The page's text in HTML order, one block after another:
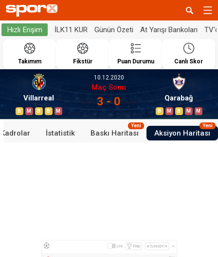
Hızlı Erişim İLK11 KUR Günün Özeti At Yarışı Bankoları
Takımım Fikstür Puan Durumu Canlı Skor
Villarreal
B M B B M
10.12.2020
Maç Sonu
3 - 0 Qarabağ
B M B M M
Kadrolar İstatistik Baskı Haritası
Yeni
Aksiyon Haritası
Yeni